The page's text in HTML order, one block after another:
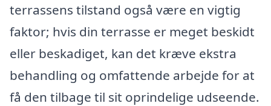
terrassens tilstand også være en vigtig
faktor; hvis din terrasse er meget beskidt
eller beskadiget, kan det kræve ekstra
behandling og omfattende arbejde for at
få den tilbage til sit oprindelige udseende.